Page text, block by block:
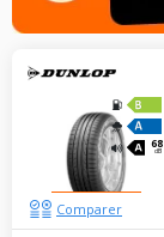
68
dB
Comparer